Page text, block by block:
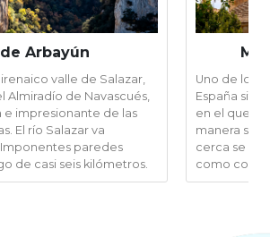
Arbayún
valle de Salazar,
Almiradío de Navascués,
e impresionante de las
El río Salazar va
paredes
de casi seis kilómetros.
Uno de los
España
en el que
manera
cerca se
como